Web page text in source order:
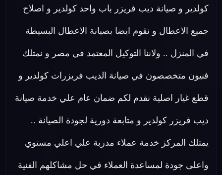
كولدير و صيانة ديب فريزر باب واحد كولدير و اصلاح
جميع الاعطال و نقوم ايضا بصيانة الاعطال البسيطة
في المنزل .. ولاننا التوكيل المعتمد في مصر و نمتلك
فنيون متخصصون في صيانة الديب فريزرات كولدير و
قطع غيار اصلية نقدم لكم ضمان عام علي خدمة صيانة
ديب فريزر كولدير و متابعة دورية لجودة الصيانة ..
يمتلك المركز خدمة عملاء مدربة علي اعلي مستوي
واعلى جودة لمساعدة العملاء في حل مشاكلهم الفنية